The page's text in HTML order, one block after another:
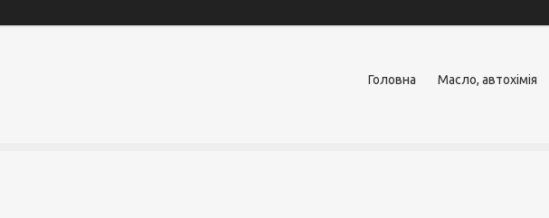
Головна Масло, автохімія